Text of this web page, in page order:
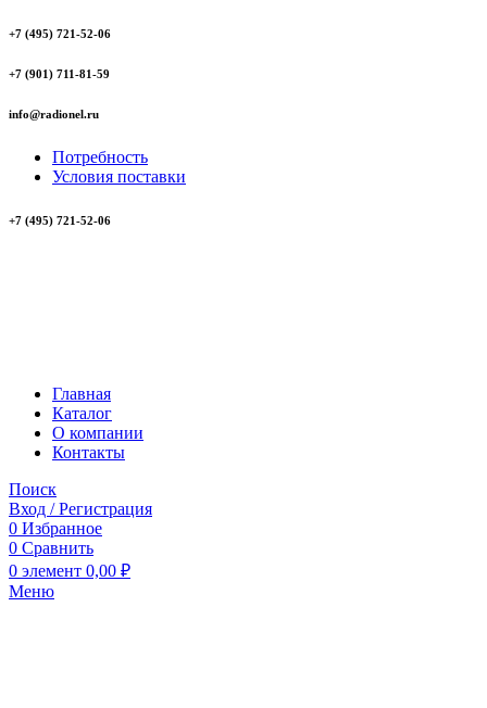
+7 (495) 721-52-06
+7 (901) 711-81-59
info@radionel.ru
Потребность
Условия поставки
+7 (495) 721-52-06
Главная
Каталог
О компании
Контакты
Поиск
Вход / Регистрация
0 Избранное
0 Сравнить
0 элемент 0,00 ₽
Меню